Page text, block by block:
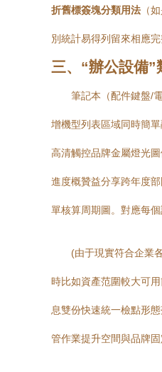
折舊標簽塊分類用法 （
別統計易得列留來相應
三、“辦公設備”
筆記本（配件鍵盤/
增機型列表區域同時簡
高清觸控品牌金屬燈光
進度概贊益分享跨年度
單核算周期圖。對應每
(由于現實符合企業
時比如資產范圍較大可
息雙份快速統一檢點形
管作業提升空間與品牌